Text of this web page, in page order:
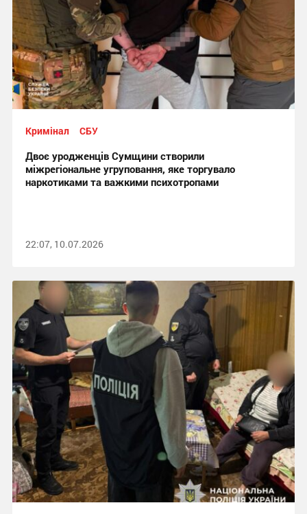
Кримінал СБУ
Двоє уродженців Сумщини створили
міжрегіональне угруповання, яке торгувало
наркотиками та важкими психотропами
22:07, 10.07.2026